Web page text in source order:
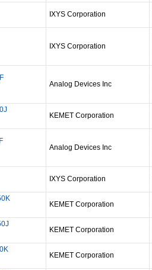
IXYS Corporation
IXYS Corporation
Analog Devices Inc
KEMET Corporation
Analog Devices Inc
IXYS Corporation
KEMET Corporation
KEMET Corporation
KEMET Corporation